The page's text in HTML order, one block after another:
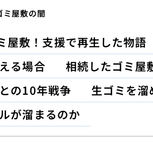
屋敷の闇
屋敷！支援で再生した物語
る場合
相続したゴミ屋
の10年戦争
生ゴミを
が溜まるのか